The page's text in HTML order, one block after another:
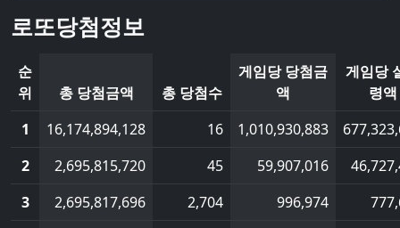
로또당첨정보
순
위
총 당첨금액 총 당첨수
게임당 당첨금
액
게임당
령액
1
16,174,894,128 16 1,010,930,883
2
2,695,815,720 45 59,907,016
3
2,695,817,696 2,704 996,974